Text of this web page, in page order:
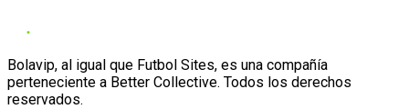
Bolavip, al igual que Futbol Sites, es una compañía
perteneciente a Better Collective. Todos los derechos
reservados.